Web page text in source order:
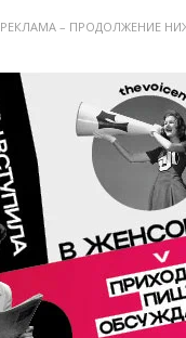
РЕКЛАМА – ПРОДОЛЖЕНИЕ